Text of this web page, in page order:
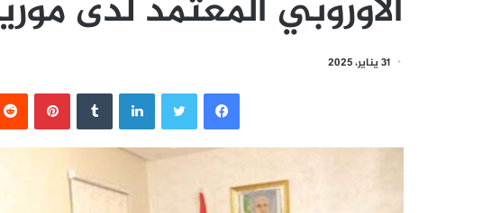
الأوروبي المعتمد لدى
31 يناير، 2025
فيسبوك لينكدإن بينتيريست